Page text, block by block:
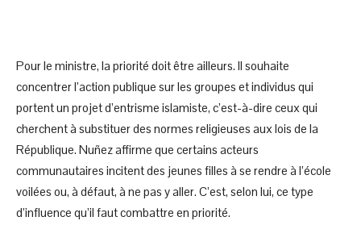
Pour le ministre, la priorité doit être ailleurs. Il souhaite
concentrer l’action publique sur les groupes et individus qui
portent un projet d’entrisme islamiste, c’est-à-dire ceux qui
cherchent à substituer des normes religieuses aux lois de la
République. Nuñez affirme que certains acteurs
communautaires incitent des jeunes filles à se rendre à l’école
voilées ou, à défaut, à ne pas y aller. C’est, selon lui, ce type
d’influence qu’il faut combattre en priorité.